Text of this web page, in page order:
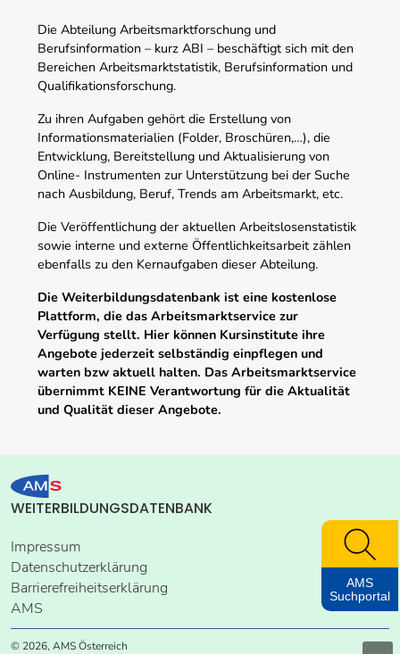
Die Abteilung Arbeitsmarktforschung und
Berufsinformation – kurz ABI – beschäftigt sich mit den
Bereichen Arbeitsmarktstatistik, Berufsinformation und
Qualifikationsforschung.
Zu ihren Aufgaben gehört die Erstellung von
Informationsmaterialien (Folder, Broschüren,…), die
Entwicklung, Bereitstellung und Aktualisierung von
Online- Instrumenten zur Unterstützung bei der Suche
nach Ausbildung, Beruf, Trends am Arbeitsmarkt, etc.
Die Veröffentlichung der aktuellen Arbeitslosenstatistik
sowie interne und externe Öffentlichkeitsarbeit zählen
ebenfalls zu den Kernaufgaben dieser Abteilung.
Die Weiterbildungsdatenbank ist eine kostenlose
Plattform, die das Arbeitsmarktservice zur
Verfügung stellt. Hier können Kursinstitute ihre
Angebote jederzeit selbständig einpflegen und
warten bzw aktuell halten. Das Arbeitsmarktservice
übernimmt KEINE Verantwortung für die Aktualität
und Qualität dieser Angebote.
WEITERBILDUNGSDATENBANK
Impressum
Datenschutzerklärung
Barrierefreiheitserklärung
AMS
© 2026, AMS Österreich
AMS
Suchportal